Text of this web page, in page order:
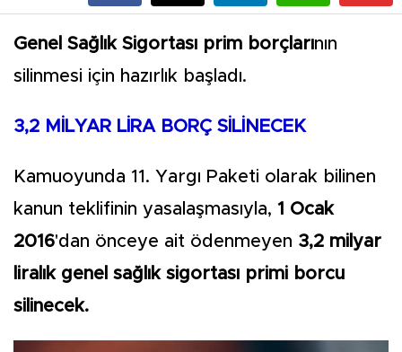
Genel Sağlık Sigortası prim borçlarının
silinmesi için hazırlık başladı.
3,2 MİLYAR LİRA BORÇ SİLİNECEK
Kamuoyunda 11. Yargı Paketi olarak bilinen
kanun teklifinin yasalaşmasıyla, 1 Ocak
2016'dan önceye ait ödenmeyen 3,2 milyar
liralık genel sağlık sigortası primi borcu
silinecek.